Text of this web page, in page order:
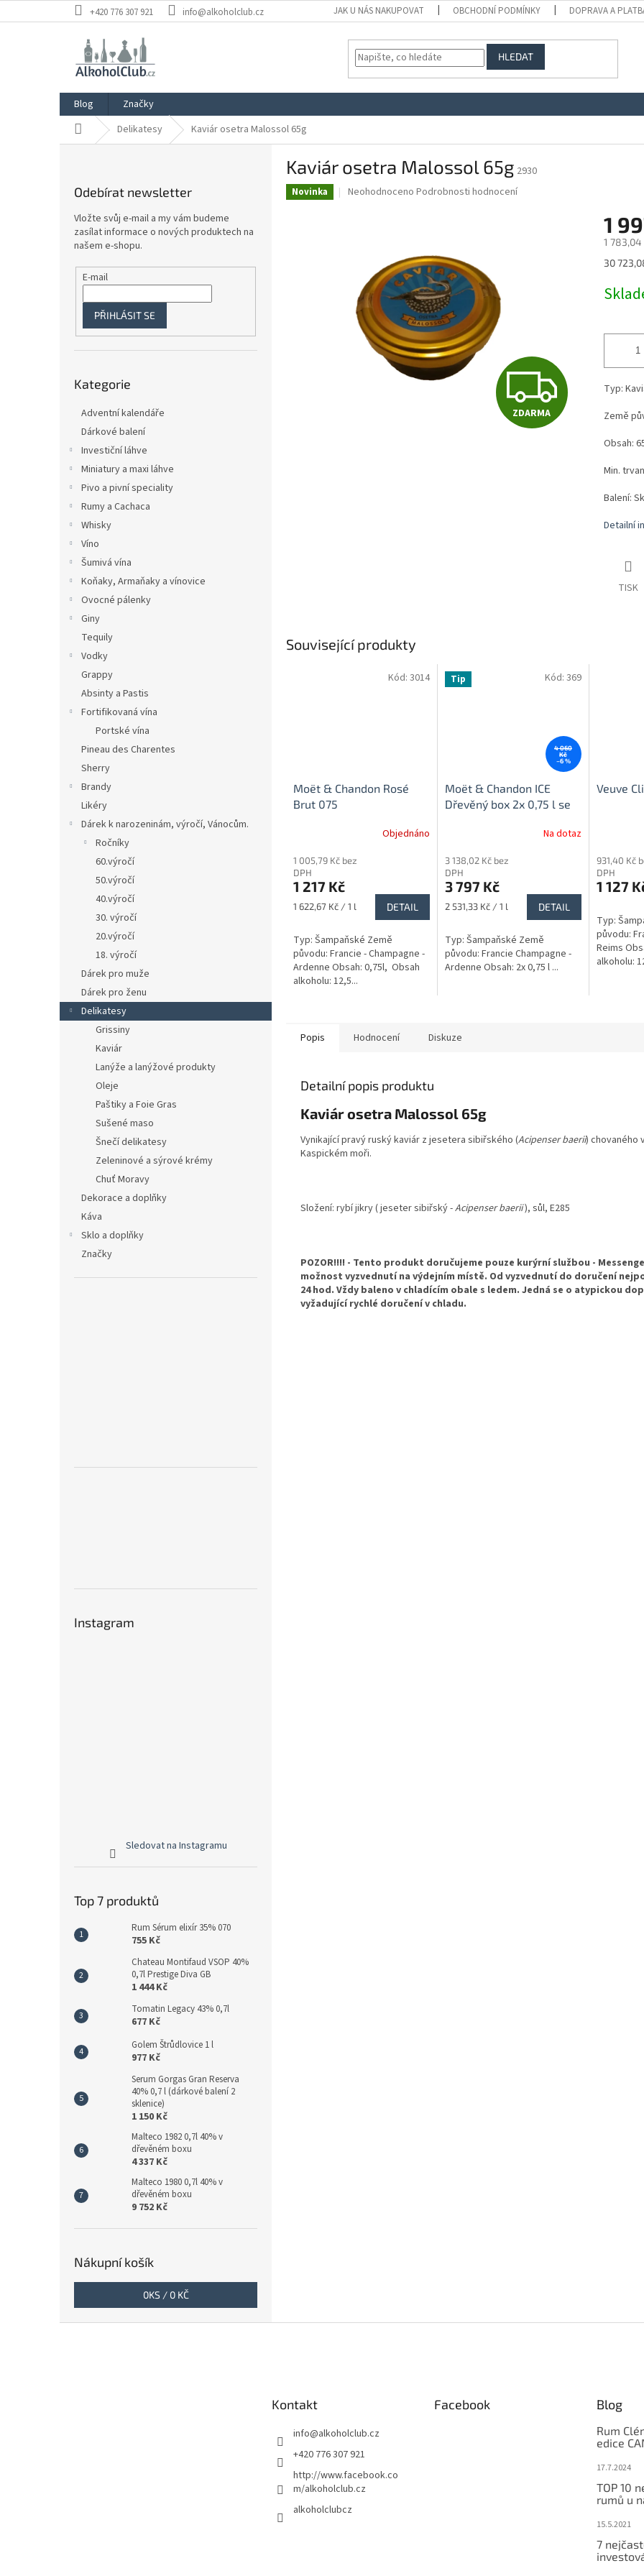
na
+420 776 307 921 info@alkoholclub.cz JAK U NÁS NAKUPOVAT OBCHODNÍ PODMÍNKY DOPRAVA A
HLEDAT
Blog
Značky
Domů Delikatesy Kaviár osetra Malossol 65g
Odebírat newsletter
Vložte svůj e-mail a my vám budeme
zasílat informace o nových produktech na
našem e-shopu.
E-mail
PŘIHLÁSIT SE
kategorie
Kategorie
Adventní kalendáře
Dárkové balení
Investiční láhve
Miniatury a maxi láhve
Pivo a pivní speciality
Rumy a Cachaca
Whisky
Víno
Šumivá vína
Koňaky, Armaňaky a vínovice
Ovocné pálenky
Giny
Tequily
Vodky
Grappy
Absinty a Pastis
Fortifikovaná vína
Portské vína
Pineau des Charentes
Sherry
Brandy
Likéry
Dárek k narozeninám, výročí, Vánocům.
Ročníky
60.výročí
50.výročí
40.výročí
30. výročí
20.výročí
18. výročí
Dárek pro muže
Dárek pro ženu
Delikatesy
Grissiny
Kaviár
Lanýže a lanýžové produkty
Oleje
Paštiky a Foie Gras
Sušené maso
Šnečí delikatesy
Zeleninové a sýrové krémy
Chuť Moravy
Dekorace a doplňky
Káva
Sklo a doplňky
Značky
Instagram
Sledovat na Instagramu
Top 7 produktů
Rum Sérum elixír 35% 070
755 Kč
Chateau Montifaud VSOP 40%
0,7l Prestige Diva GB
1 444 Kč
Tomatin Legacy 43% 0,7l
677 Kč
Golem Štrůdlovice 1 l
977 Kč
Serum Gorgas Gran Reserva
40% 0,7 l (dárkové balení 2
sklenice)
1 150 Kč
Malteco 1982 0,7l 40% v
dřevěném boxu
4 337 Kč
Malteco 1980 0,7l 40% v
dřevěném boxu
9 752 Kč
Nákupní košík
0KS / 0 KČ
Kaviár osetra Malossol 65g 2930
Novinka
Průměrné
hvězdiček.
Neohodnoceno Podrobnosti hodnocení
Z
D
ZDARMA
1
1 783,04
Měrná
30
Typ:
Země
Obsah:
Min.
Balení:
Detailní
TISK
Související produkty
Moët & Chandon Rosé
Brut 075
Objednáno
1 005,79 Kč bez
DPH
1 217 Kč
Měrná
1 622,67 Kč / 1 l DETAIL
Typ: Šampaňské Země
původu: Francie - Champagne -
Ardenne Obsah: 0,75l, Obsah
alkoholu: 12,5...
Kód: 3014 Tip
4 060
Kč
–6 %
Moët & Chandon ICE
Dřevěný box 2x 0,75 l se
Na dotaz
3 138,02 Kč bez
DPH
3 797 Kč
Měrná
2 531,33 Kč / 1 l DETAIL
Typ: Šampaňské Země
původu: Francie Champagne -
Ardenne Obsah: 2x 0,75 l ...
Kód: 369
Veuve
931,40 Kč
DPH
1 127
Typ:
původu:
Reims
alkoholu:
Popis Hodnocení Diskuze
Detailní popis produktu
Kaviár osetra Malossol 65g
Vynikající pravý ruský kaviár z jesetera sibiřského (Acipenser baerii) chovaného
Kaspickém moři.
Složení: rybí jikry ( jeseter sibiřský -Acipenser baerii), sůl, E285
POZOR!!!! - Tento produkt doručujeme pouze kurýrní službou -
možnost vyzvednutí na výdejním místě. Od vyzvednutí do doručení
24 hod. Vždy baleno v chladícím obale s ledem. Jedná se o atypickou
vyžadující rychlé doručení v chladu.
Kontakt
info@alkoholclub.cz
+420 776 307 921
http://www.facebook.co
m/alkoholclub.cz
alkoholclubcz
Facebook Blog
Rum
edice
17.7.2024
TOP 10
rumů u
15.5.2021
7